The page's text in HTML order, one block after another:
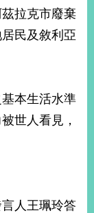
拉克市廢棄
民及敘利亞
本生活水準
世人看見，
人王珮玲答